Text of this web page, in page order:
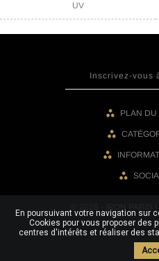
UV
PLAN DU
En poursuivant votre navigation sur
Cookies pour vous proposer des
centres d'intérêts et réaliser des